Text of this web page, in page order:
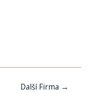
Další Firma →